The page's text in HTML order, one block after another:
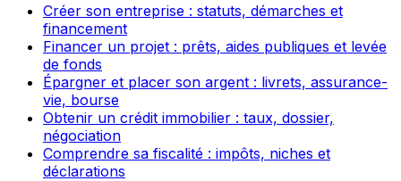
Créer son entreprise : statuts, démarches et
financement
Financer un projet : prêts, aides publiques et levée
de fonds
Épargner et placer son argent : livrets, assurance-
vie, bourse
Obtenir un crédit immobilier : taux, dossier,
négociation
Comprendre sa fiscalité : impôts, niches et
déclarations